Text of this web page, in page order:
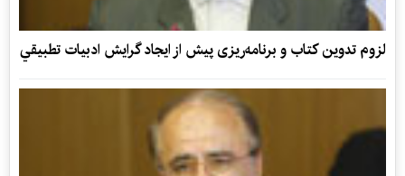
لزوم تدوين كتاب و برنامه‌ريزی پيش از ايجاد گرايش ادبيات تطبيقي